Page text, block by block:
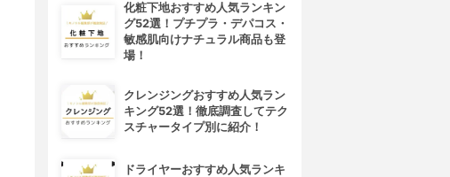
化粧下地おすすめ人気ランキン
グ52選！プチプラ・デパコス・
敏感肌向けナチュラル商品も登
場！
クレンジングおすすめ人気ラン
キング52選！徹底調査してテク
スチャータイプ別に紹介！
ドライヤーおすすめ人気ランキ